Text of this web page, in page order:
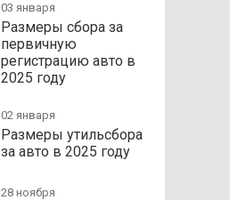
03 января
Размеры сбора за
первичную
регистрацию авто в
2025 году
02 января
Размеры утильсбора
за авто в 2025 году
28 ноября